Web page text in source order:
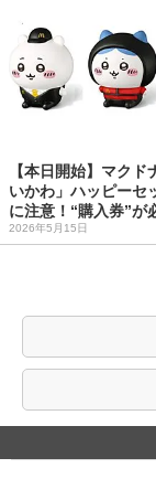
【本日開始】マクド
いかわ」ハッピーセ
に注意！“購入券”が
2026年5月15日